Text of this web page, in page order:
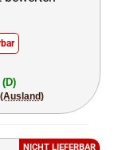
NICHT LIEFERBAR